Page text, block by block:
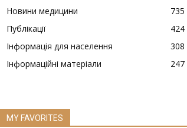
Новини медицини
735
Публікації
424
Інформація для населення
308
Інформаційні матеріали
247
MY FAVORITES